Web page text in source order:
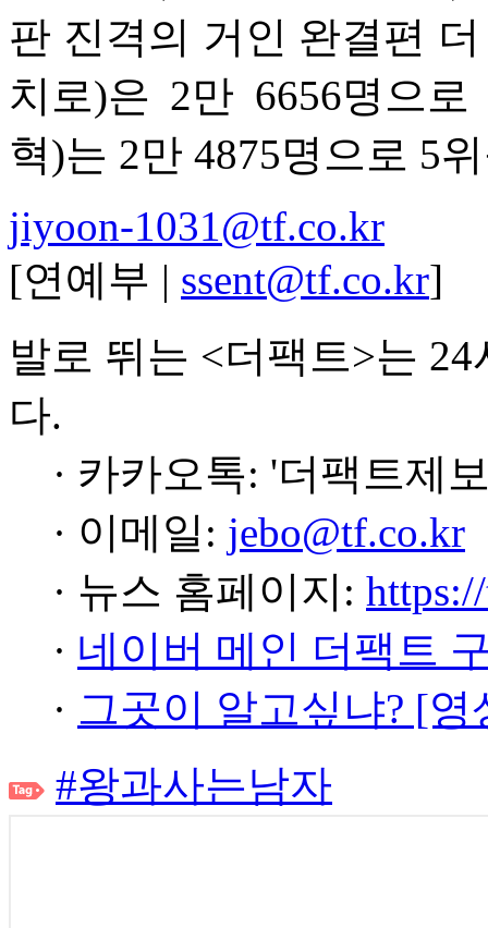
판 진격의 거인 완결편
치로)은 2만 6656명으
혁)는 2만 4875명으로 5
jiyoon-1031@tf.co.kr
[연예부 | ssent@tf.co.kr]
발로 뛰는 <더팩트>는
다.
· 카카오톡: '더팩트제
· 이메일: jebo@tf.co.kr
· 뉴스 홈페이지:
· 네이버 메인 더팩트
· 그곳이 알고싶냐? [
#왕과사는남자